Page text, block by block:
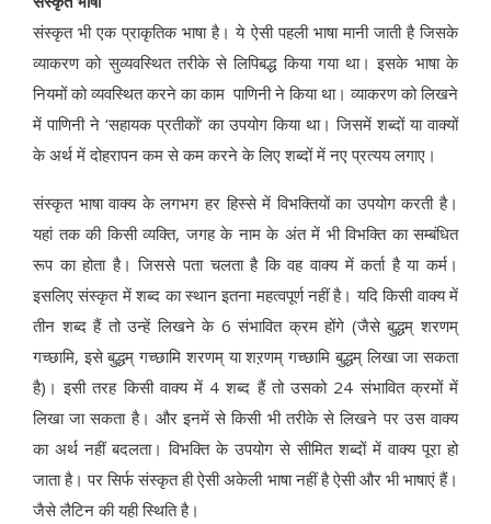
संस्कृत भी एक प्राकृतिक भाषा है। ये ऐसी पहली भाषा मानी जाती है जिसके
व्याकरण को सुव्यवस्थित तरीके से लिपिबद्ध किया गया था। इसके भाषा के
नियमों को व्यवस्थित करने का काम पाणिनी ने किया था। व्याकरण को लिखने
में पाणिनी ने ‘सहायक प्रतीकों’ का उपयोग किया था। जिसमें शब्दों या वाक्यों
के अर्थ में दोहरापन कम से कम करने के लिए शब्दों में नए प्रत्यय लगाए।
संस्कृत भाषा वाक्य के लगभग हर हिस्से में विभक्तियों का उपयोग करती है।
यहां तक की किसी व्यक्ति, जगह के नाम के अंत में भी विभक्ति का सम्बंधित
रूप का होता है। जिससे पता चलता है कि वह वाक्य में कर्ता है या कर्म।
इसलिए संस्कृत में शब्द का स्थान इतना महत्वपूर्ण नहीं है। यदि किसी वाक्य में
तीन शब्द हैं तो उन्हें लिखने के 6 संभावित क्रम होंगे (जैसे बुद्धम् शरणम्
गच्छामि, इसे बुद्धम् गच्छामि शरणम् या शऱणम् गच्छामि बुद्धम् लिखा जा सकता
है)। इसी तरह किसी वाक्य में 4 शब्द हैं तो उसको 24 संभावित क्रमों में
लिखा जा सकता है। और इनमें से किसी भी तरीके से लिखने पर उस वाक्य
का अर्थ नहीं बदलता। विभक्ति के उपयोग से सीमित शब्दों में वाक्य पूरा हो
जाता है। पर सिर्फ संस्कृत ही ऐसी अकेली भाषा नहीं है ऐसी और भी भाषाएं हैं।
जैसे लैटिन की यही स्थिति है।